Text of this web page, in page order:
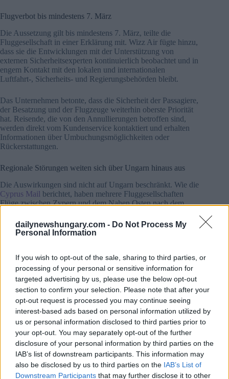
dailynewshungary.com - Do Not Process My
Personal Information
If you wish to opt-out of the sale, sharing to third parties, or
processing of your personal or sensitive information for
targeted advertising by us, please use the below opt-out
section to confirm your selection. Please note that after your
opt-out request is processed you may continue seeing
interest-based ads based on personal information utilized by
us or personal information disclosed to third parties prior to
your opt-out. You may separately opt-out of the further
disclosure of your personal information by third parties on the
IAB’s list of downstream participants. This information may
also be disclosed by us to third parties on the IAB’s List of
Downstream Participants that may further disclose it to other
Flugverbot bis mindestens 7. März
Die Aussetzung gilt bis mindestens 7. März, teilte die
Fluggesellschaft in einer Erklärung mit. Wizz Air fügte hinzu,
dass sie die Entwicklungen mit der Unterstützung von
externen Sicherheitsexperten kontinuierlich beobachtet und in
engem Kontakt mit den lokalen und internationalen
Luftfahrt-, Sicherheits- und Regierungsbehörden bleibt.
Das Unternehmen betonte, dass die Sicherheit der Passagiere,
der Besatzung und der Flugzeuge weiterhin oberste Priorität
hat. Reisende, die von den Annullierungen betroffen sind,
werden direkt vom Kundenservice kontaktiert und erhalten
Informationen über Umbuchungsmöglichkeiten oder
Rückerstattungen.
Regionale Störungen weiten sich über Ungarn hinaus aus
Die Auswirkungen sind nicht auf Ungarn beschränkt. Wie die
Cyprus Mail berichtet, haben mehrere Fluggesellschaften
Flüge zwischen Zypern und dem Nahen Osten nach dem
gestrichen.
Dhabi. Auf den Ankunfts- und Abflugtafeln wurden am
Wochenende mehrere Änderungen in letzter Minute
angezeigt.
Andere Fluggesellschaften folgten diesem Beispiel. Ryanair
strich die Strecke von Paphos nach Amman, während Air
Haifa die Flüge zwischen Paphos und Haifa strich.
Einige Strecken werden noch bedient
Trotz der weit verbreiteten Unterbrechungen wurden nicht
alle Flüge eingestellt. Cyprus Airways setzte die Abfertigung
für Flüge nach Dubai und Beirut fort, während Qatar